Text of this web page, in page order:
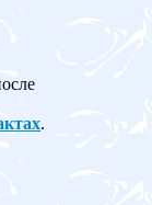
.